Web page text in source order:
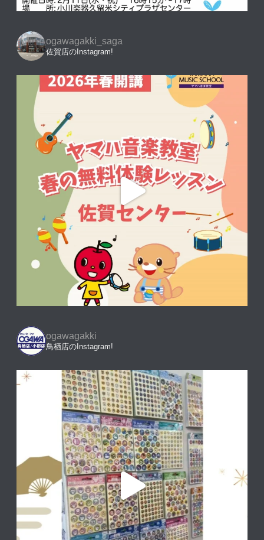
ogawagakki_saga
佐賀店のInstagram!
ogawagakki
鳥栖店のInstagram!